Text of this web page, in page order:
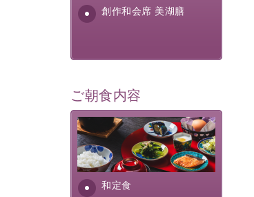
創作和会席 美湖膳
す。美しい諏訪湖の幸...
ご朝食内容
和定食
さっぱりとした和食膳に使わ
れる食材は、諏訪の名産品を
ふんだんに取り入れ、安心・
安全を心掛けた長野県産...